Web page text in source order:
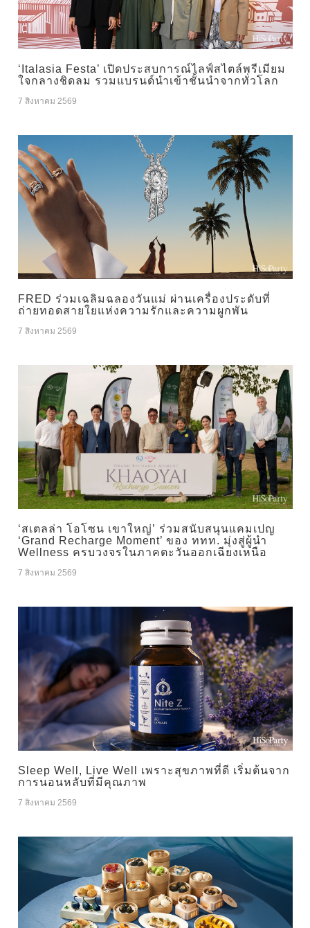
‘Italasia Festa’ เปิดประสบการณ์ไลฟ์สไตล์พรีเมียม
ใจกลางชิดลม รวมแบรนด์นำเข้าชั้นนำจากทั่วโลก
7 สิงหาคม 2569
FRED ร่วมเฉลิมฉลองวันแม่ ผ่านเครื่องประดับที่
ถ่ายทอดสายใยแห่งความรักและความผูกพัน
7 สิงหาคม 2569
‘สเตลล่า โอโซน เขาใหญ่’ ร่วมสนับสนุนแคมเปญ
‘Grand Recharge Moment’ ของ ททท. มุ่งสู่ผู้นำ
Wellness ครบวงจรในภาคตะวันออกเฉียงเหนือ
7 สิงหาคม 2569
Sleep Well, Live Well เพราะสุขภาพที่ดี เริ่มต้นจาก
การนอนหลับที่มีคุณภาพ
7 สิงหาคม 2569